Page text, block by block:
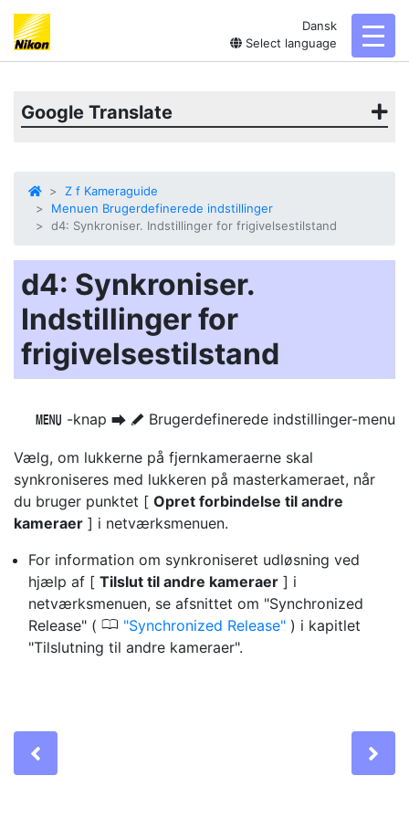
Dansk
Select language
Google Translate
Z f Kameraguide
Menuen Brugerdefinerede indstillinger
d4: Synkroniser. Indstillinger for frigivelsestilstand
d4: Synkroniser.
Indstillinger for
frigivelsestilstand
G -knap U A Brugerdefinerede indstillinger-menu
Vælg, om lukkerne på fjernkameraerne skal
synkroniseres med lukkeren på masterkameraet, når
du bruger punktet [ Opret forbindelse til andre
kameraer ] i netværksmenuen.
For information om synkroniseret udløsning ved
hjælp af [ Tilslut til andre kameraer ] i
netværksmenuen, se afsnittet om "Synchronized
Release" ( 0 Synchronized Release ) i kapitlet
"Tilslutning til andre kameraer".